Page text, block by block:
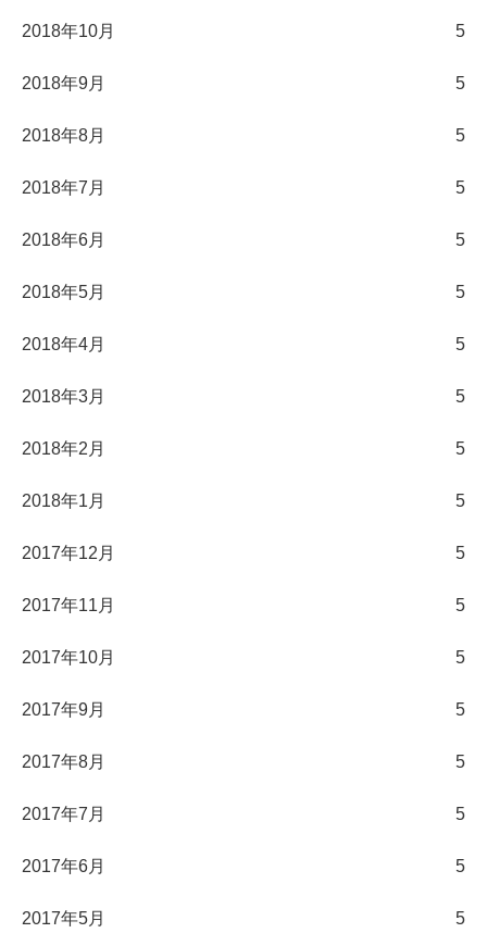
2018年10月 5
2018年9月 5
2018年8月 5
2018年7月 5
2018年6月 5
2018年5月 5
2018年4月 5
2018年3月 5
2018年2月 5
2018年1月 5
2017年12月 5
2017年11月 5
2017年10月 5
2017年9月 5
2017年8月 5
2017年7月 5
2017年6月 5
2017年5月 5